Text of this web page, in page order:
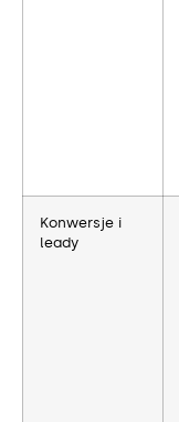
Konwersje i
leady